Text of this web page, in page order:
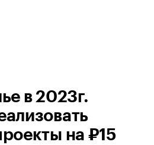
в 2023г.
на ₽15